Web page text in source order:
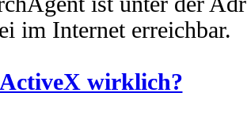
im Internet erreichbar.
wirklich?